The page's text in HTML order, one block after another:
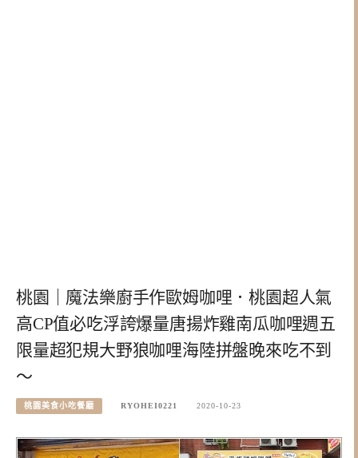
桃園｜魔法樂廚手作歐姆咖哩．桃園超人氣
高CP值必吃浮誇爆量唐揚炸雞南瓜咖哩週五
限量超犯規大野狼咖哩海陸拼盤晚來吃不到
～
桃園美食小吃餐廳 RYOHEI0221 2020-10-23